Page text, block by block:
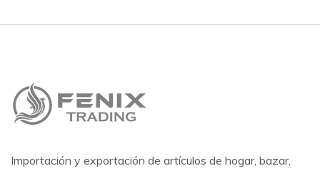
Importación y exportación de artículos de hogar, bazar,